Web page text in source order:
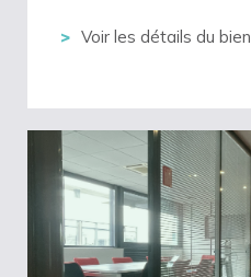
Voir les détails du bien